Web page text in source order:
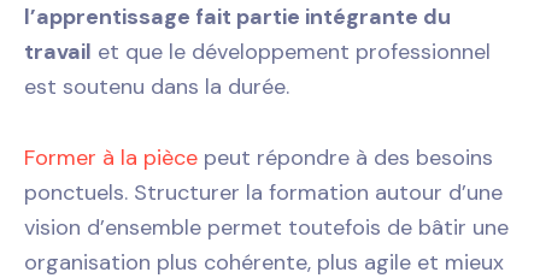
l’apprentissage fait partie intégrante du
travail et que le développement professionnel
est soutenu dans la durée.
Former à la pièce peut répondre à des besoins
ponctuels. Structurer la formation autour d’une
vision d’ensemble permet toutefois de bâtir une
organisation plus cohérente, plus agile et mieux